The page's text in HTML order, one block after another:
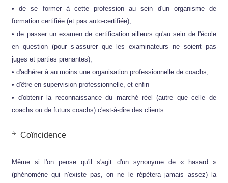
• de se former à cette profession au sein d'un organisme de
formation certifiée (et pas auto-certifiée),
• de passer un examen de certification ailleurs qu'au sein de l'école
en question (pour s’assurer que les examinateurs ne soient pas
juges et parties prenantes),
• d'adhérer à au moins une organisation professionnelle de coachs,
• d'être en supervision professionnelle, et enfin
• d'obtenir la reconnaissance du marché réel (autre que celle de
coachs ou de futurs coachs) c'est-à-dire des clients.
Coïncidence
Même si l'on pense qu'il s'agit d'un synonyme de « hasard »
(phénomène qui n'existe pas, on ne le répètera jamais assez) la